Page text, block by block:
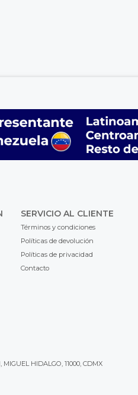
SERVICIO AL CLIENTE
Términos y condiciones
Políticas de devolución
Políticas de privacidad
Contacto
HIDALGO, 11000, CDMX